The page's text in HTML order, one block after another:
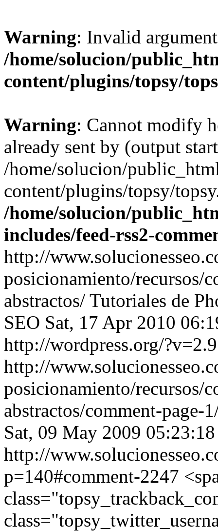
Warning: Invalid
/home/solucion/
content/plugins/topsy/
Warning: Cannot modify
already sent by (output
/home/solucion/
content/plugins/topsy/
/home/solucion/
includes/feed-rss2-
http://
posicionamiento/recursos/
abstractos/ Tutoriales de
SEO Sat, 17 Apr 2010
http://wordpress.org/
http://
posicionamiento/recursos/
abstractos/comment-page-
Sat, 09 May 2009
http://
p=140#comment-2247